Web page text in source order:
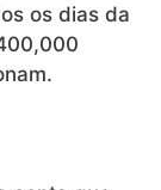
os dias da